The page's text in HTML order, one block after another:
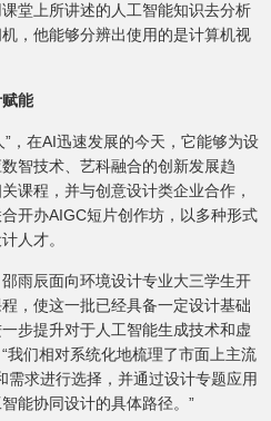
堂上所讲述的人工智能知识去分析
，他能够分辨出使用的是计算机视
能
，在AI迅速发展的今天，它能够为设
智技术、艺科融合的创新发展趋
课程，并与创意设计类企业合作，
开办AIGC短片创作坊，以多种形式
人才。
雨辰面向环境设计专业大三学生开
，使这一批已经具备一定设计基础
步提升对于人工智能生成技术和虚
我们相对系统化地梳理了市面上主流
需求进行选择，并通过设计专题应用
能协同设计的具体路径。”